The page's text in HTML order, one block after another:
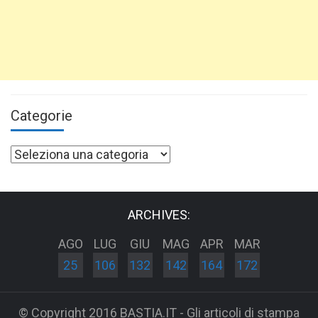
Categorie
Categorie
ARCHIVES:
AGO
25
LUG
106
GIU
132
MAG
142
APR
164
MAR
172
© Copyright 2016 BASTIA.IT - Gli articoli di stampa